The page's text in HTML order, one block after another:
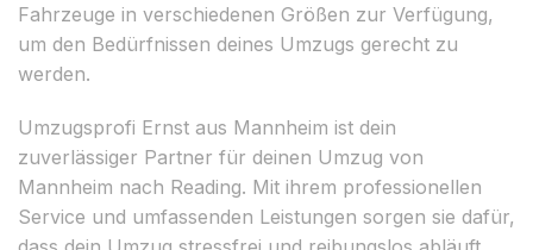
Fahrzeuge in verschiedenen Größen zur Verfügung,
um den Bedürfnissen deines Umzugs gerecht zu
werden.
Umzugsprofi Ernst aus Mannheim ist dein
zuverlässiger Partner für deinen Umzug von
Mannheim nach Reading. Mit ihrem professionellen
Service und umfassenden Leistungen sorgen sie dafür,